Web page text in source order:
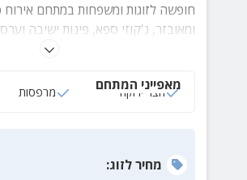
חופשה לזוגות ומשפחות במתחם
ומאובזר, ג'קוזי ספא, פינות ישיבה
עמדת מנגל, בריכה וארוחות עשירות.
מאפייני המתחם
חצר ירוקה מרפסות
מחירלזוג: